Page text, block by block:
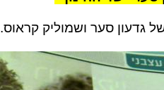
גדעון סער ושמוליק קראוס.